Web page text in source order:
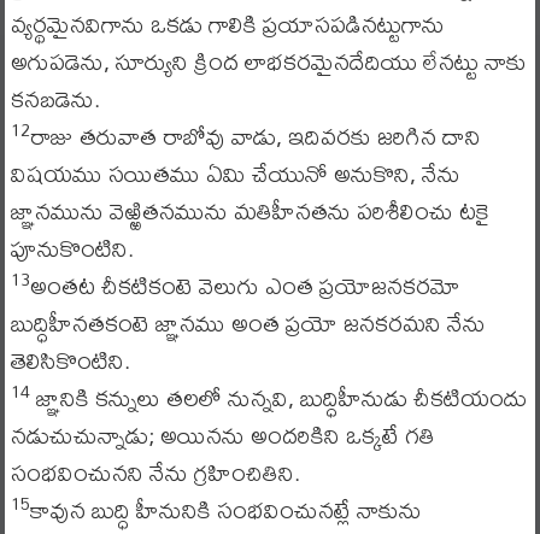
వ్యర్థమైనవిగాను ఒకడు గాలికి ప్రయాసపడినట్టుగాను
అగుపడెను, సూర్యుని క్రింద లాభకరమైనదేదియు లేనట్టు నాకు
కనబడెను.
12రాజు తరువాత రాబోవు వాడు, ఇదివరకు జరిగిన దాని
విషయము సయితము ఏమి చేయునో అనుకొని, నేను
జ్ఞానమును వెఱ్ఱితనమును మతిహీనతను పరిశీలించు టకై
పూనుకొంటిని.
13అంతట చీకటికంటె వెలుగు ఎంత ప్రయోజనకరమో
బుద్ధిహీనతకంటె జ్ఞానము అంత ప్రయో జనకరమని నేను
తెలిసికొంటిని.
14జ్ఞానికి కన్నులు తలలో నున్నవి, బుద్ధిహీనుడు చీకటియందు
నడుచుచున్నాడు; అయినను అందరికిని ఒక్కటే గతి
సంభవించునని నేను గ్రహించితిని.
15కావున బుద్ధి హీనునికి సంభవించునట్లే నాకును